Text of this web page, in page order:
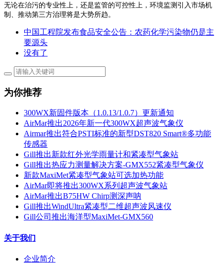
无论在治污的专业性上，还是监管的可控性上，环境监测引入市场机
制、推动第三方治理将是大势所趋。
中国工程院发布食品安全公告：农药化学污染物仍是主
要源头
没有了
为你推荐
300WX新固件版本（1.0.13/1.0.7）更新通知
AirMar推出2026年新一代300WX超声波气象仪
Airmar推出符合PSTI标准的新型DST820 Smart®多功能
传感器
Gill推出新款红外光学雨量计和紧凑型气象站
Gill推出热应力测量解决方案-GMX552紧凑型气象仪
新款MaxiMet紧凑型气象站可选加热功能
AirMar即将推出300WX系列超声波气象站
AirMar推出B75HW Chirp测深声呐
Gill推出WindUltra紧凑型二维超声波风速仪
Gill公司推出海洋型MaxiMet-GMX560
关于我们
企业简介